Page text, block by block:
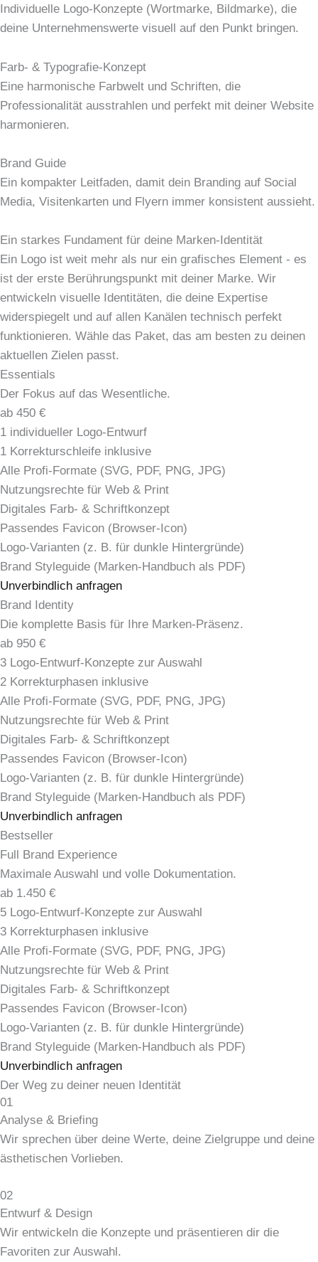
Individuelle Logo-Konzepte (Wortmarke, Bildmarke), die
deine Unternehmenswerte visuell auf den Punkt bringen.
Farb- & Typografie-Konzept
Eine harmonische Farbwelt und Schriften, die
Professionalität ausstrahlen und perfekt mit deiner Website
harmonieren.
Brand Guide
Ein kompakter Leitfaden, damit dein Branding auf Social
Media, Visitenkarten und Flyern immer konsistent aussieht.
Ein starkes Fundament für deine Marken-Identität
Ein Logo ist weit mehr als nur ein grafisches Element - es
ist der erste Berührungspunkt mit deiner Marke. Wir
entwickeln visuelle Identitäten, die deine Expertise
widerspiegelt und auf allen Kanälen technisch perfekt
funktionieren. Wähle das Paket, das am besten zu deinen
aktuellen Zielen passt.
Essentials
Der Fokus auf das Wesentliche.
ab 450 €
1 individueller Logo-Entwurf
1 Korrekturschleife inklusive
Alle Profi-Formate (SVG, PDF, PNG, JPG)
Nutzungsrechte für Web & Print
Digitales Farb- & Schriftkonzept
Passendes Favicon (Browser-Icon)
Logo-Varianten (z. B. für dunkle Hintergründe)
Brand Styleguide (Marken-Handbuch als PDF)
Unverbindlich anfragen
Brand Identity
Die komplette Basis für Ihre Marken-Präsenz.
ab 950 €
3 Logo-Entwurf-Konzepte zur Auswahl
2 Korrekturphasen inklusive
Alle Profi-Formate (SVG, PDF, PNG, JPG)
Nutzungsrechte für Web & Print
Digitales Farb- & Schriftkonzept
Passendes Favicon (Browser-Icon)
Logo-Varianten (z. B. für dunkle Hintergründe)
Brand Styleguide (Marken-Handbuch als PDF)
Unverbindlich anfragen
Bestseller
Full Brand Experience
Maximale Auswahl und volle Dokumentation.
ab 1.450 €
5 Logo-Entwurf-Konzepte zur Auswahl
3 Korrekturphasen inklusive
Alle Profi-Formate (SVG, PDF, PNG, JPG)
Nutzungsrechte für Web & Print
Digitales Farb- & Schriftkonzept
Passendes Favicon (Browser-Icon)
Logo-Varianten (z. B. für dunkle Hintergründe)
Brand Styleguide (Marken-Handbuch als PDF)
Unverbindlich anfragen
Der Weg zu deiner neuen Identität
01
Analyse & Briefing
Wir sprechen über deine Werte, deine Zielgruppe und deine
ästhetischen Vorlieben.
02
Entwurf & Design
Wir entwickeln die Konzepte und präsentieren dir die
Favoriten zur Auswahl.